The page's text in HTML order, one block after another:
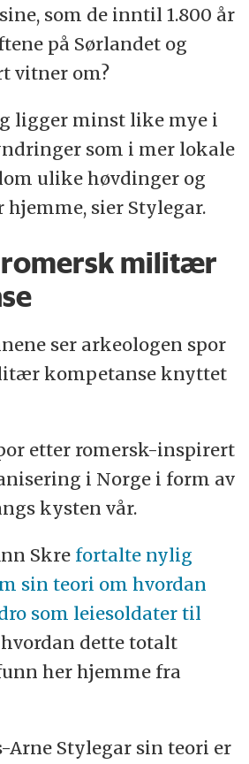
som de inntil 1.800 år
på Sørlandet og
vitner om?
ligger minst like mye i
som i mer lokale
ulike høvdinger og
sier Stylegar.
romersk militær
ser arkeologen spor
kompetanse knyttet
etter romersk-inspirert
i Norge i form av
kysten vår.
Skre fortalte nylig
sin teori om hvordan
som leiesoldater til
dette totalt
her hjemme fra
Arne Stylegar sin teori er